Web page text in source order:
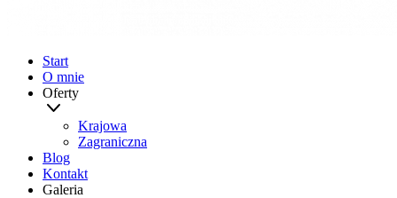
Start
O mnie
Oferty
Krajowa
Zagraniczna
Blog
Kontakt
Galeria